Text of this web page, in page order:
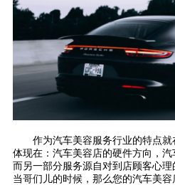
作为汽车美容服务行业的特点就
体现在：汽车美容店的硬件方向，汽
而另一部分服务源自对到店顾客心
当哥们儿的时候，那么您的汽车美